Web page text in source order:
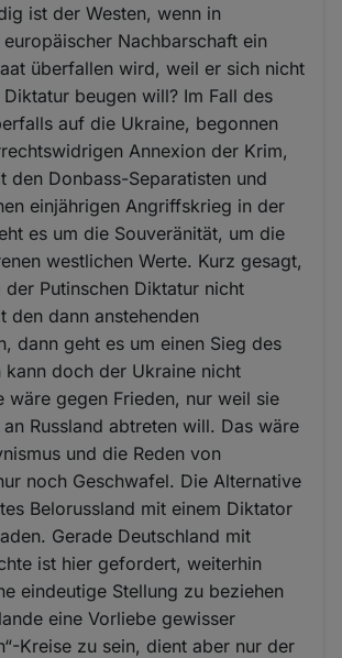
ist der Westen, wenn in
Nachbarschaft ein
überfallen wird, weil er sich nicht
beugen will? Im Fall des
auf die Ukraine, begonnen
Annexion der Krim,
den Donbass-Separatisten und
einjährigen Angriffskrieg in der
es um die Souveränität, um die
westlichen Werte. Kurz gesagt,
der Putinschen Diktatur nicht
den dann anstehenden
dann geht es um einen Sieg des
kann doch der Ukraine nicht
wäre gegen Frieden, nur weil sie
Russland abtreten will. Das wäre
und die Reden von
noch Geschwafel. Die Alternative
Belorussland mit einem Diktator
Gerade Deutschland mit
ist hier gefordert, weiterhin
eindeutige Stellung zu beziehen
eine Vorliebe gewisser
Kreise zu sein, dient aber nur der